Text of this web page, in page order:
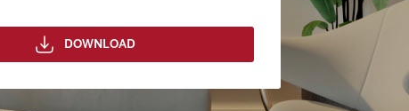
DOWNLOAD